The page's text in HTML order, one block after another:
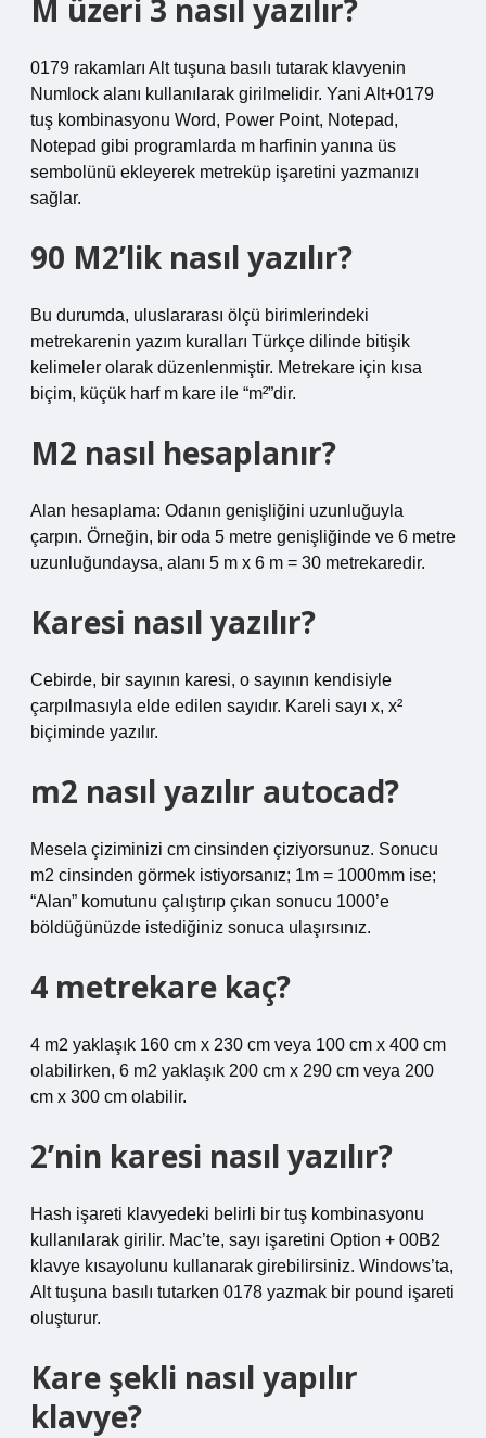
M üzeri 3 nasıl yazılır?
0179 rakamları Alt tuşuna basılı tutarak klavyenin
Numlock alanı kullanılarak girilmelidir. Yani Alt+0179
tuş kombinasyonu Word, Power Point, Notepad,
Notepad gibi programlarda m harfinin yanına üs
sembolünü ekleyerek metreküp işaretini yazmanızı
sağlar.
90 M2’lik nasıl yazılır?
Bu durumda, uluslararası ölçü birimlerindeki
metrekarenin yazım kuralları Türkçe dilinde bitişik
kelimeler olarak düzenlenmiştir. Metrekare için kısa
biçim, küçük harf m kare ile “m²”dir.
M2 nasıl hesaplanır?
Alan hesaplama: Odanın genişliğini uzunluğuyla
çarpın. Örneğin, bir oda 5 metre genişliğinde ve 6 metre
uzunluğundaysa, alanı 5 m x 6 m = 30 metrekaredir.
Karesi nasıl yazılır?
Cebirde, bir sayının karesi, o sayının kendisiyle
çarpılmasıyla elde edilen sayıdır. Kareli sayı x, x²
biçiminde yazılır.
m2 nasıl yazılır autocad?
Mesela çiziminizi cm cinsinden çiziyorsunuz. Sonucu
m2 cinsinden görmek istiyorsanız; 1m = 1000mm ise;
“Alan” komutunu çalıştırıp çıkan sonucu 1000’e
böldüğünüzde istediğiniz sonuca ulaşırsınız.
4 metrekare kaç?
4 m2 yaklaşık 160 cm x 230 cm veya 100 cm x 400 cm
olabilirken, 6 m2 yaklaşık 200 cm x 290 cm veya 200
cm x 300 cm olabilir.
2’nin karesi nasıl yazılır?
Hash işareti klavyedeki belirli bir tuş kombinasyonu
kullanılarak girilir. Mac’te, sayı işaretini Option + 00B2
klavye kısayolunu kullanarak girebilirsiniz. Windows’ta,
Alt tuşuna basılı tutarken 0178 yazmak bir pound işareti
oluşturur.
Kare şekli nasıl yapılır
klavye?